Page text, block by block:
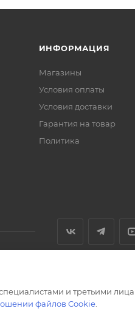
ИНФОРМАЦИЯ
Магазины
Условия оплаты
Условия доставки
Гарантия на товар
Политика
и третьими
файлов Cookie